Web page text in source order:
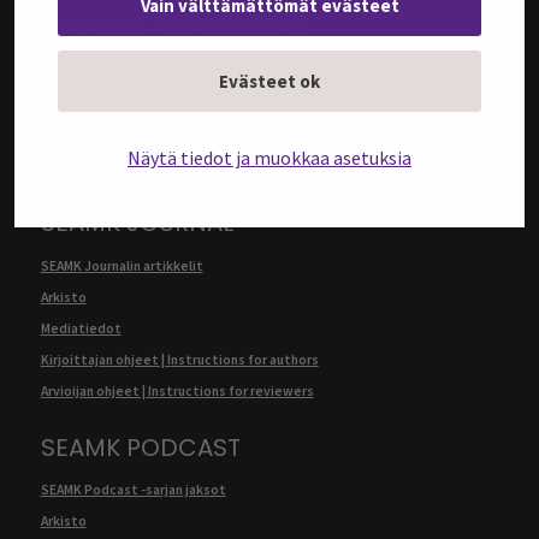
Vain välttämättömät evästeet
Evästeet ok
Näytä tiedot ja muokkaa asetuksia
@SEAMK-VERKKOLEHTI
@SEAMK-verkkolehden artikkelit
Kirjoittajan ohjeet | Instructions for authors
SEAMK JOURNAL
SEAMK Journalin artikkelit
Arkisto
Mediatiedot
Kirjoittajan ohjeet | Instructions for authors
Arvioijan ohjeet | Instructions for reviewers
SEAMK PODCAST
SEAMK Podcast -sarjan jaksot
Arkisto